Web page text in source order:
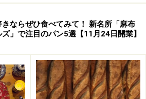
シノワ 西川功晃シェフの今、今に
から。 ロングインタビューを連載
きならぜひ食べてみて！ 新名所「麻布
ズ」で注目のパン5選【11月24日開業】